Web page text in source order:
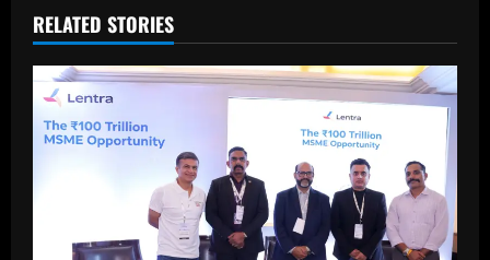
RELATED STORIES